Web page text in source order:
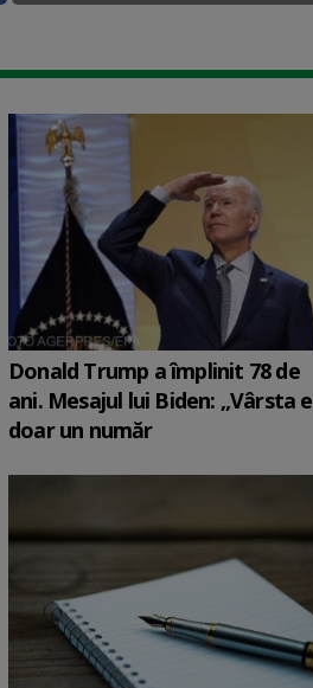
Donald Trump a împlinit 78 de
ani. Mesajul lui Biden: „Vârsta e
doar un număr